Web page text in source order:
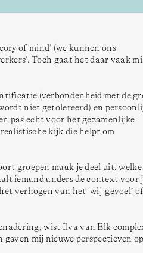
of mind’ (we kunnen ons
Toch gaat het daar vaak
(verbondenheid met de
niet getolereerd) en
pas echt voor het gezamenlijke
kijk die helpt om
groepen maak je deel uit, welke
iemand anders de context voor
verhogen van het ‘wij-gevoel’
wist Ilva van Elk
mij nieuwe perspectieven op